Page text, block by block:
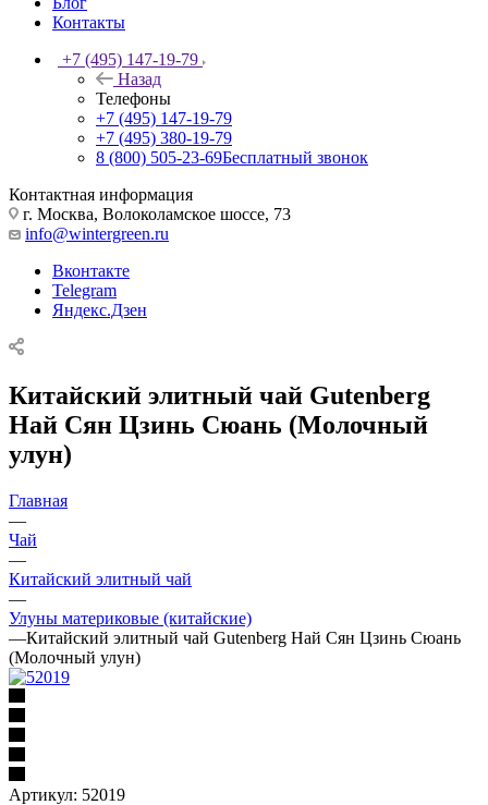
Контакты
+7 (495) 147-19-79
Назад
Телефоны
+7 (495) 147-19-79
+7 (495) 380-19-79
8 (800) 505-23-69Бесплатный звонок
Контактная информация
г. Москва, Волоколамское шоссе, 73
info@wintergreen.ru
Вконтакте
Telegram
Яндекс.Дзен
Китайский элитный чай Gutenberg
Най Сян Цзинь Сюань (Молочный
улун)
Главная
—
Чай
—
Китайский элитный чай
—
Улуны материковые (китайские)
—Китайский элитный чай Gutenberg Най Сян Цзинь Сюань
(Молочный улун)
Артикул: 52019